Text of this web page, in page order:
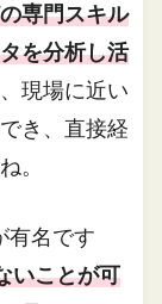
専門スキル
を分析し活
現場に近い
き、直接経
。
有名です
いことが可